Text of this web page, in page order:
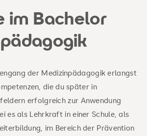
im Bachelor
der Medizinpädagogik erlangst
die du später in
erfolgreich zur Anwendung
es als Lehrkraft in einer Schule, als
im Bereich der Prävention